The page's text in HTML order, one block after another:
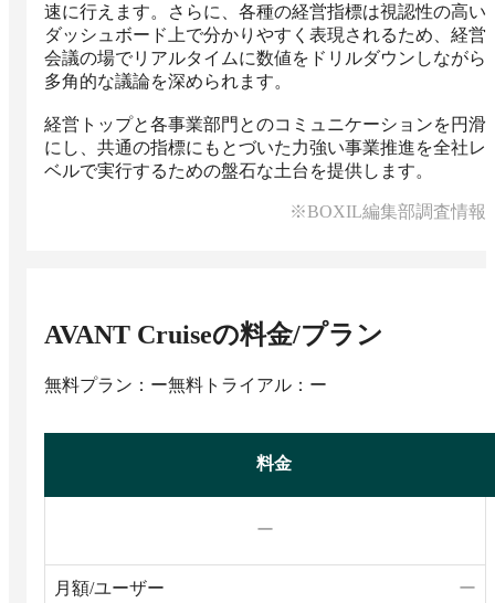
速に行えます。さらに、各種の経営指標は視認性の高い
ダッシュボード上で分かりやすく表現されるため、経営
会議の場でリアルタイムに数値をドリルダウンしながら
多角的な議論を深められます。
経営トップと各事業部門とのコミュニケーションを円滑
にし、共通の指標にもとづいた力強い事業推進を全社レ
ベルで実行するための盤石な土台を提供します。
※BOXIL編集部調査情報
AVANT Cruiseの料金/プラン
無料プラン：ー無料トライアル：ー
料金
ー
月額/ユーザー ー